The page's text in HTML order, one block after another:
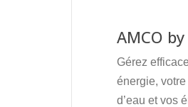
AMCO by
Gérez
énergie,
d’eau et vos